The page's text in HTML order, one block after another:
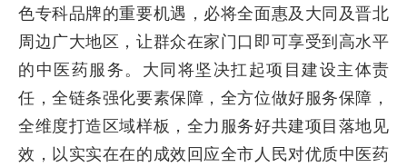
色专科品牌的重要机遇，必将全面惠及大同及晋北
周边广大地区，让群众在家门口即可享受到高水平
的中医药服务。大同将坚决扛起项目建设主体责
任，全链条强化要素保障，全方位做好服务保障，
全维度打造区域样板，全力服务好共建项目落地见
效，以实实在在的成效回应全市人民对优质中医药